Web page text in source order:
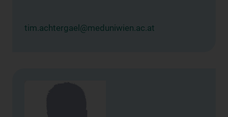
tim.achtergael@meduniwien.ac.at